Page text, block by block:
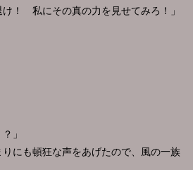
！ 私にその真の力を見せてみろ！」
」
にも頓狂な声をあげたので、風の一族